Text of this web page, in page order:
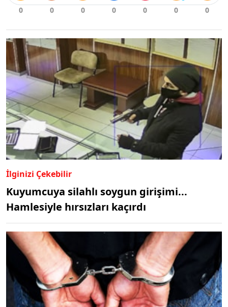
İlginizi Çekebilir
Kuyumcuya silahlı soygun girişimi...
Hamlesiyle hırsızları kaçırdı